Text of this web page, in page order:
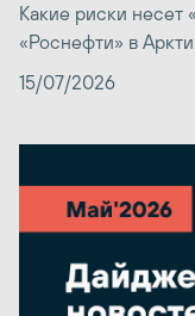
Какие риски несет
«Роснефти» в
15/07/2026